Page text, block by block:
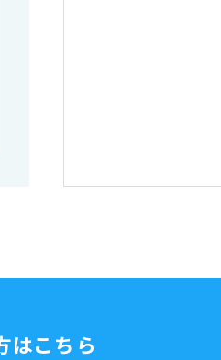
はこちら